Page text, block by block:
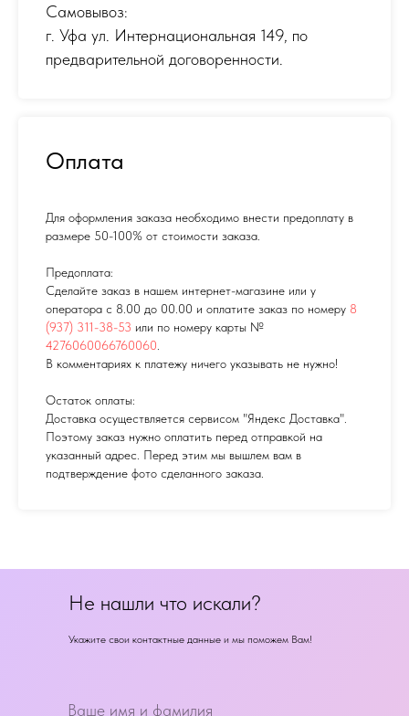
Самовывоз:
г. Уфа ул. Интернациональная 149, по
предварительной договоренности.
Оплата
Для оформления заказа необходимо внести предоплату в
размере 50-100% от стоимости заказа.
Предоплата:
Сделайте заказ в нашем интернет-магазине или у
оператора с 8.00 до 00.00 и оплатите заказ по номеру 8
(937) 311-38-53 или по номеру карты №
4276060066760060
В комментариях к платежу ничего указывать не нужно!
Остаток оплаты:
Доставка осуществляется сервисом "Яндекс Доставка".
Поэтому заказ нужно оплатить перед отправкой на
указанный адрес. Перед этим мы вышлем вам в
подтверждение фото сделанного заказа.
Не нашли что искали?
Укажите свои контактные данные и мы поможем Вам!